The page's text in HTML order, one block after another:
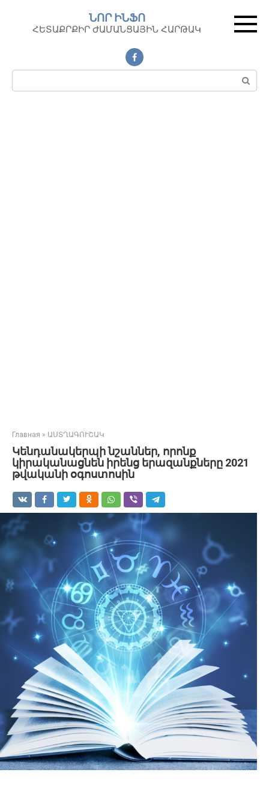
контенту
ՆՈՐ ԻՆՖՈ
ՀԵՏԱՔՐՔԻՐ ԺԱՄԱՆՑԱՅԻՆ ՀԱՐԹԱԿ
Поиск:
Главная » ԱՍՏՂԱԳՈՒՇԱԿ
Կենդանակերպի նշաններ, որոնք
կիրականացնեն իրենց երազանքները 2021
թվականի օգոստոսին